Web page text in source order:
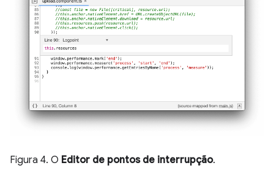
Figura 4. O Editor de pontos de interrupção.